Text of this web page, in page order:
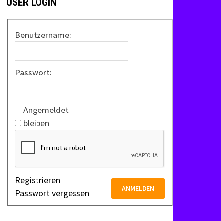
USER LOGIN
Benutzername:
Passwort:
Angemeldet
bleiben
ANMELDEN
Registrieren
Passwort vergessen